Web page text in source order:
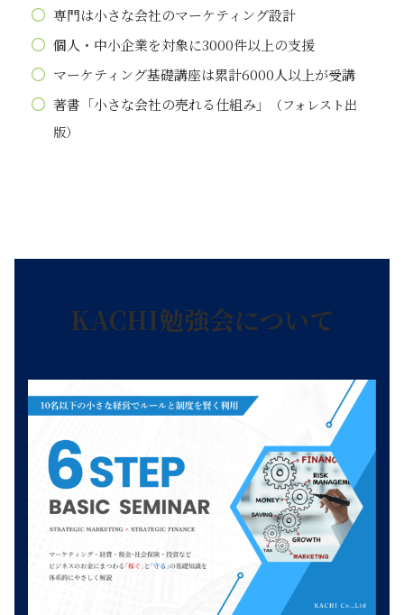
専門は小さな会社のマーケティング設計
個人・中小企業を対象に3000件以上の支援
マーケティング基礎講座は累計6000人以上が受講
著書「小さな会社の売れる仕組み」
（フォレスト出
版）
KACHI勉強会について